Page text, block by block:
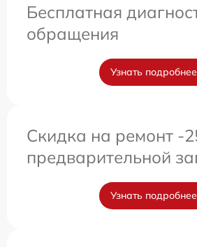
Бесплатная
обращения
Узнать подробнее
Скидка на ремонт -
предварительной
Узнать подробнее